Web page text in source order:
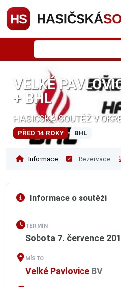
VELKÉ
+ BHL
HASIČSKÁ SOUTĚŽ V
PŘED 14 ROKY BHL
Informace Rezervace
Informace o soutěži
TERMÍN
Sobota 7. července
MÍSTO
Velké Pavlovice BV